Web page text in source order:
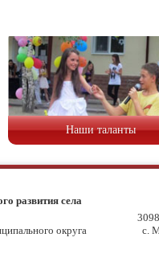
Наши таланты
развития села
округа
с.